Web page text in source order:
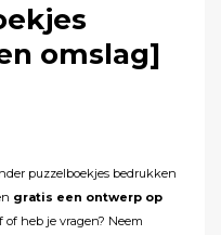
omslag]
puzzelboekjes bedrukken
gratis een ontwerp op
of heb je vragen? Neem